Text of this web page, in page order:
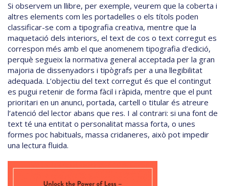
Si observem un llibre, per exemple, veurem que la coberta i
altres elements com les portadelles o els títols poden
classificar-se com a tipografia creativa, mentre que la
maquetació dels interiors, el text de cos o text corregut es
correspon més amb el que anomenem tipografia d’edició,
perquè segueix la normativa general acceptada per la gran
majoria de dissenyadors i tipògrafs per a una llegibilitat
adequada. L’objectiu del text corregut és que el contingut
es pugui retenir de forma fàcil i ràpida, mentre que el punt
prioritari en un anunci, portada, cartell o titular és atreure
l’atenció del lector abans que res. I al contrari: si una font de
text té una entitat o personalitat massa forta, o unes
formes poc habituals, massa cridaneres, això pot impedir
una lectura fluida.